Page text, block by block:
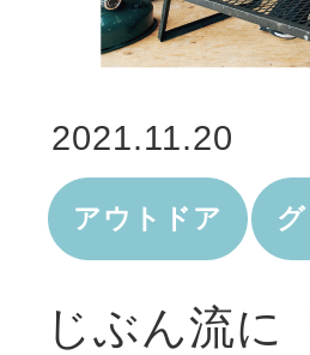
2021.11.20
アウトドア
じぶん流に